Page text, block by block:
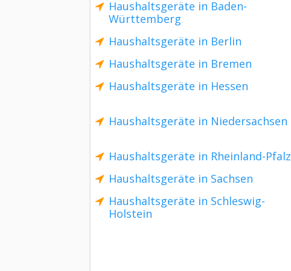
Haushaltsgeräte in Baden-
Württemberg
Haushaltsgeräte in Berlin
Haushaltsgeräte in Bremen
Haushaltsgeräte in Hessen
Haushaltsgeräte in Niedersachsen
Haushaltsgeräte in Rheinland-Pfalz
Haushaltsgeräte in Sachsen
Haushaltsgeräte in Schleswig-
Holstein